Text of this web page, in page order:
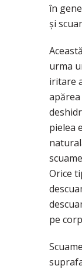
în
și
urma
iritare
pielea
Orice
pe